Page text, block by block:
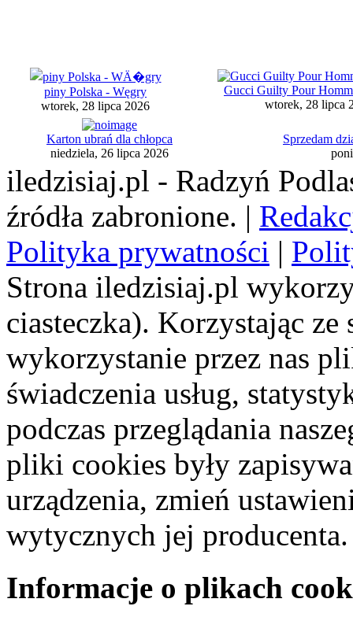
piny Polska - Węgry
wtorek, 28 lipca 2026
Gucci Guilty Pour
wtorek, 28 lipca
Karton ubrań dla chłopca
niedziela, 26 lipca 2026
Sprzedam
iledzisiaj.pl - Radzyń
źródła zabronione. |
Polityka prywatności |
Strona iledzisiaj.pl
ciasteczka). Korzystając
wykorzystanie przez nas
świadczenia usług,
podczas przeglądania
pliki cookies były
urządzenia, zmień
wytycznych jej producenta.
Informacje o plikach